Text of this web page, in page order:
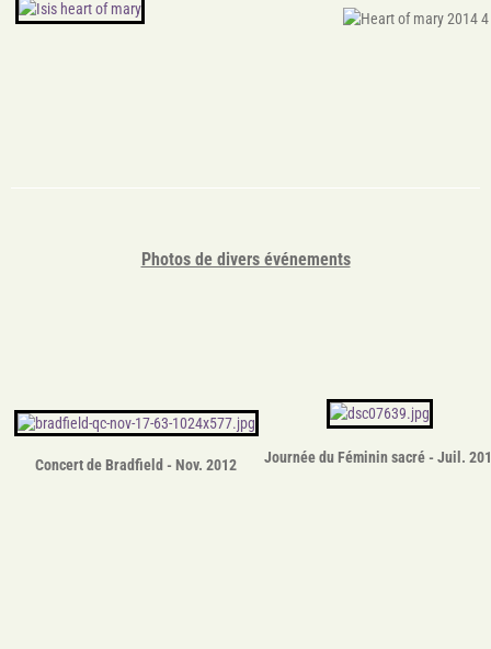
Photos de divers événements
Concert de Bradfield - Nov. 2012 Journée du Féminin sacré - Juil.